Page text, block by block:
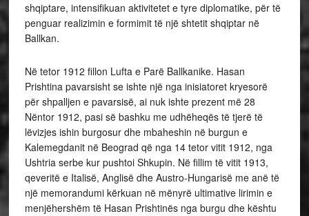
shqiptare, intensifikuan aktivitetet e tyre diplomatike, për të
penguar realizimin e formimit të një shtetit shqiptar në
Ballkan.
Në tetor 1912 fillon Lufta e Parë Ballkanike. Hasan
Prishtina pavarsisht se ishte një nga inisiatoret kryesorë
për shpalljen e pavarsisë, ai nuk ishte prezent më 28
Nëntor 1912, pasi së bashku me udhëheqës të tjerë të
lëvizjes ishin burgosur dhe mbaheshin në burgun e
Kalemegdanit në Beograd që nga 14 tetor vitit 1912, nga
Ushtria serbe kur pushtoi Shkupin. Në fillim të vitit 1913,
qeveritë e Italisë, Anglisë dhe Austro-Hungarisë me anë të
një memorandumi kërkuan në mënyrë ultimative lirimin e
menjëhershëm të Hasan Prishtinës nga burgu dhe kështu